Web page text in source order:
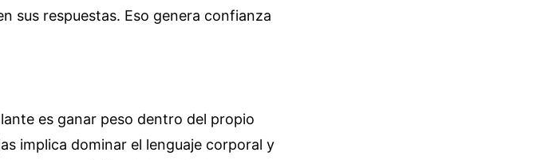
sus respuestas. Eso genera confianza
es ganar peso dentro del propio
implica dominar el lenguaje corporal y